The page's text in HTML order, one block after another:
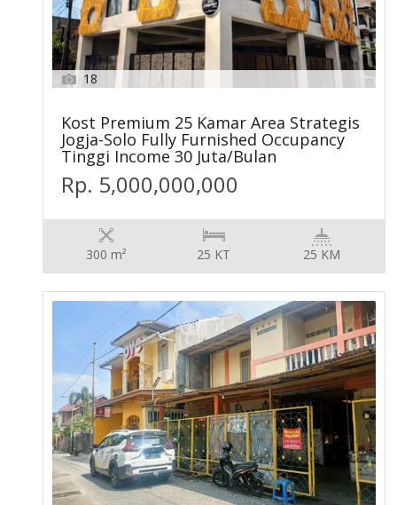
18
Kost Premium 25 Kamar Area Strategis
Jogja-Solo Fully Furnished Occupancy
Tinggi Income 30 Juta/Bulan
Rp. 5,000,000,000
300 m² 25 KT 25 KM